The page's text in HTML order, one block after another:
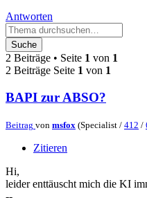
Antworten
Suche
2 Beiträge • Seite 1 von 1
2 Beiträge Seite 1 von 1
BAPI zur ABSO?
Beitrag von msfox (Specialist / 412 /
Zitieren
Hi,
leider enttäuscht mich die KI